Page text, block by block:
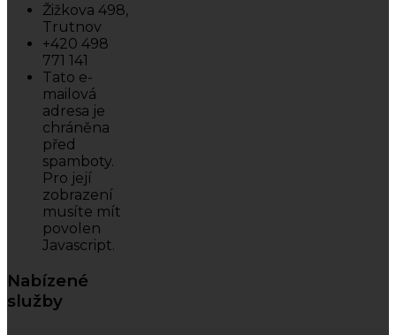
Žižkova 498,
Trutnov
+420 498
771 141
Tato e-
mailová
adresa je
chráněna
před
spamboty.
Pro její
zobrazení
musíte mít
povolen
Javascript.
Nabízené
služby